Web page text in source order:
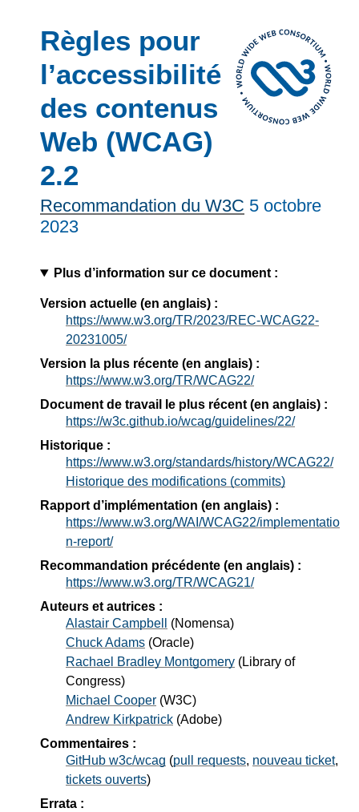
Règles pour
l’accessibilité
des contenus
Web (WCAG)
2.2
Recommandation du W3C 5 octobre
2023
Plus d’information sur ce document :
Version actuelle (en anglais) :
https://www.w3.org/TR/2023/REC-WCAG22-
20231005/
Version la plus récente (en anglais) :
https://www.w3.org/TR/WCAG22/
Document de travail le plus récent (en anglais) :
https://w3c.github.io/wcag/guidelines/22/
Historique :
https://www.w3.org/standards/history/WCAG22/
Historique des modifications (commits)
Rapport d’implémentation (en anglais) :
https://www.w3.org/WAI/WCAG22/implementatio
n-report/
Recommandation précédente (en anglais) :
https://www.w3.org/TR/WCAG21/
Auteurs et autrices :
Alastair Campbell
(Nomensa)
Chuck Adams (Oracle)
Rachael Bradley Montgomery (Library of
Congress)
Michael Cooper (W3C)
Andrew Kirkpatrick (Adobe)
Commentaires :
GitHub w3c/wcag (pull requests, nouveau ticket,
tickets ouverts)
Errata :